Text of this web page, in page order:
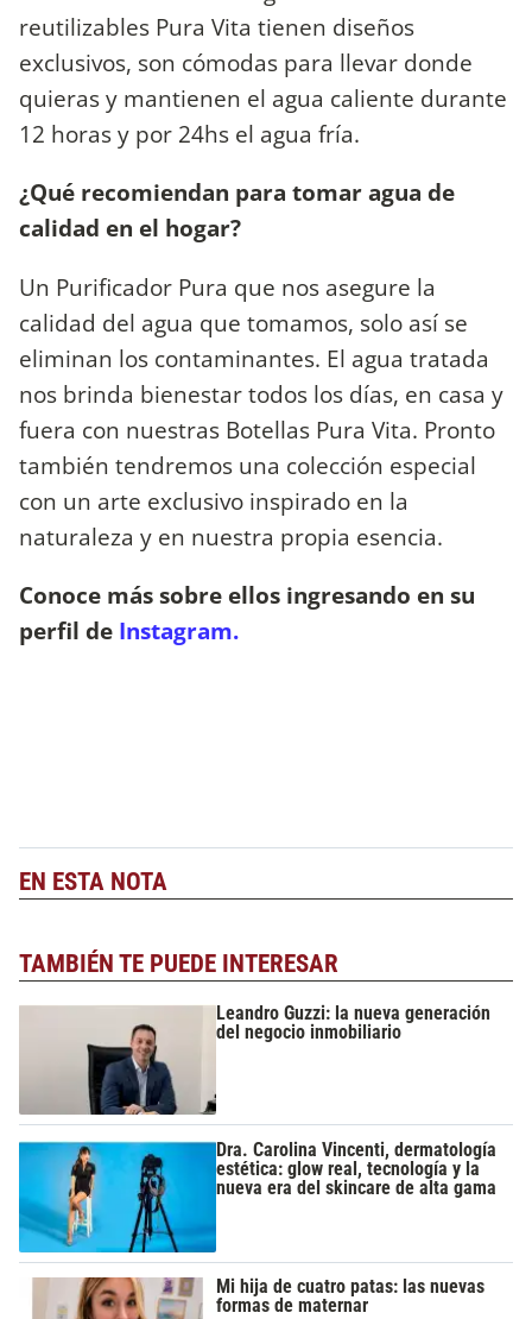
reutilizables Pura Vita tienen diseños
exclusivos, son cómodas para llevar donde
quieras y mantienen el agua caliente durante
12 horas y por 24hs el agua fría.
¿Qué recomiendan para tomar agua de
calidad en el hogar?
Un Purificador Pura que nos asegure la
calidad del agua que tomamos, solo así se
eliminan los contaminantes. El agua tratada
nos brinda bienestar todos los días, en casa y
fuera con nuestras Botellas Pura Vita. Pronto
también tendremos una colección especial
con un arte exclusivo inspirado en la
naturaleza y en nuestra propia esencia.
Conoce más sobre ellos ingresando en su
perfil de Instagram.
EN ESTA NOTA
TAMBIÉN TE PUEDE INTERESAR
Leandro Guzzi: la nueva generación
del negocio inmobiliario
Dra. Carolina Vincenti, dermatología
estética: glow real, tecnología y la
nueva era del skincare de alta gama
Mi hija de cuatro patas: las nuevas
formas de maternar